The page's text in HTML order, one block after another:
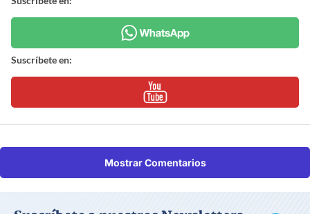
Suscríbete en:
Mostrar Comentarios